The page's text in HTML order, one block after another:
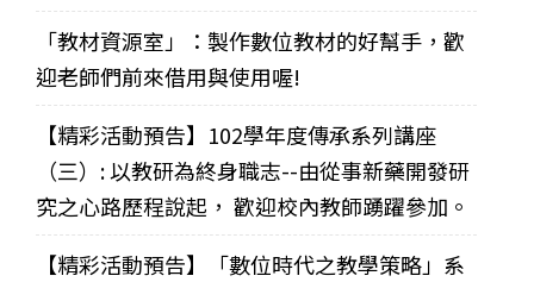
「教材資源室」：製作數位教材的好幫手，歡
迎老師們前來借用與使用喔!
【精彩活動預告】102學年度傳承系列講座
（三）: 以教研為終身職志--由從事新藥開發研
究之心路歷程說起， 歡迎校內教師踴躍參加。
【精彩活動預告】「數位時代之教學策略」系